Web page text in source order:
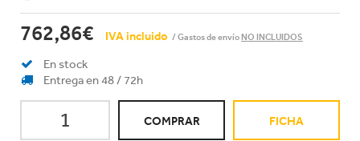
762,86€ IVA incluido / Gastos de envíoNO INCLUIDOS
En stock
Entrega en 48 / 72h
COMPRAR FICHA